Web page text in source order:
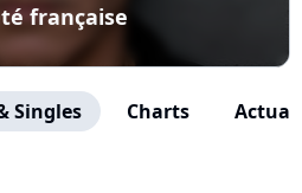
française
Singles Charts